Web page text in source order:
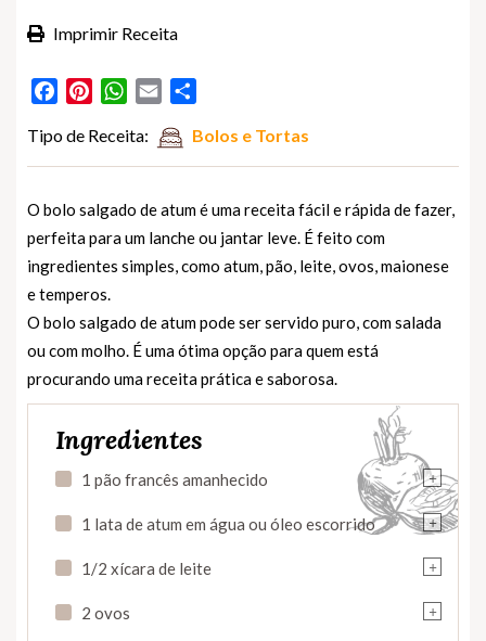
Imprimir Receita
FacebookPinterestWhatsApp
Email
Tipo de Receita: Bolos e Tortas
O bolo salgado de atum é uma receita fácil e rápida de fazer,
perfeita para um lanche ou jantar leve. É feito com
ingredientes simples, como atum, pão, leite, ovos, maionese
e temperos.
O bolo salgado de atum pode ser servido puro, com salada
ou com molho. É uma ótima opção para quem está
procurando uma receita prática e saborosa.
Ingredientes
+
1 pão francês amanhecido
+
1 lata de atum em água ou óleo escorrido
+
1/2 xícara de leite
+
2 ovos